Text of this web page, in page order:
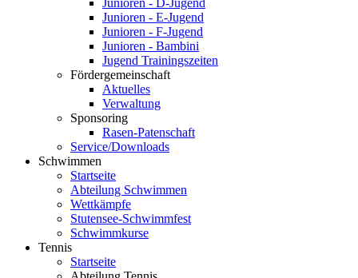
Junioren - D-Jugend
Junioren - E-Jugend
Junioren - F-Jugend
Junioren - Bambini
Jugend Trainingszeiten
Fördergemeinschaft
Aktuelles
Verwaltung
Sponsoring
Rasen-Patenschaft
Service/Downloads
Schwimmen
Startseite
Abteilung Schwimmen
Wettkämpfe
Stutensee-Schwimmfest
Schwimmkurse
Tennis
Startseite